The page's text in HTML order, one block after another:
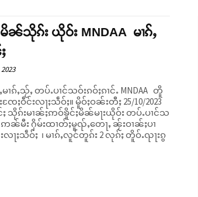
ၼ်သိုၵ်း ယိုဝ်း MNDAA မၢၵ်ႇ
ၵ်ႇသႂ်ႇ တပ်ႉပၢင်သဝ်းၵဝ်ႈၵၢင်ႉ MNDAA တိူ
ႈ။ မိူဝ်ႈဝၼ်းတီႈ 25/10/2023
င်ႈ သိုၵ်းမၢၼ်ႈဢဝ်ၶိူင်ႈမိၼ်မႃးယိုဝ်း တပ်ႉပၢင်သ
ဢၼ်မီး ႁိမ်းထၢတ်ႈမူၺ်ႇတေႃႇ ၼႂ်းဝၢၼ်ႈပၢ
လႃႈသဵဝ်ႈ ၊ မၢၵ်ႇလူင်တူၵ်း 2 လုၵ်ႈ တိူဝ်ႉၺႃးၵွ